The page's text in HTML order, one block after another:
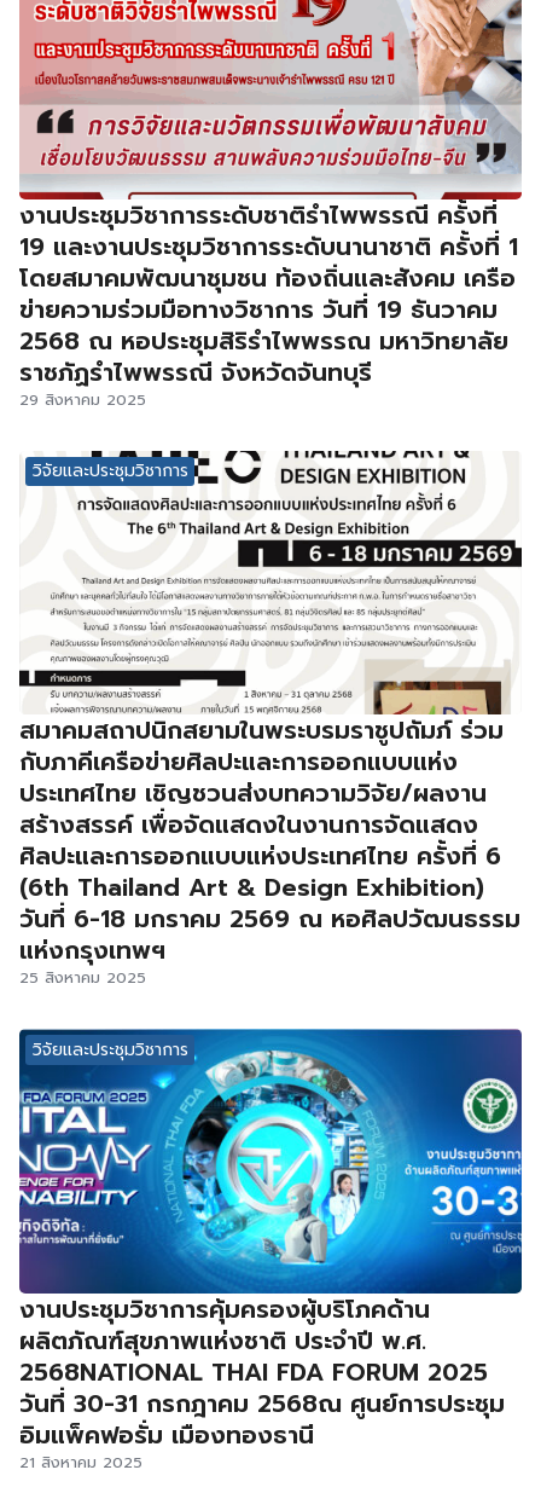
งานประชุมวิชาการระดับชาติรำไพพรรณี ครั้งที่
19 และงานประชุมวิชาการระดับนานาชาติ ครั้งที่ 1
โดยสมาคมพัฒนาชุมชน ท้องถิ่นและสังคม เครือ
ข่ายความร่วมมือทางวิชาการ วันที่ 19 ธันวาคม
2568 ณ หอประชุมสิริรำไพพรรณ มหาวิทยาลัย
ราชภัฏรำไพพรรณี จังหวัดจันทบุรี
29 สิงหาคม 2025
วิจัยและประชุมวิชาการ
สมาคมสถาปนิกสยามในพระบรมราชูปถัมภ์ ร่วม
กับภาคีเครือข่ายศิลปะและการออกแบบแห่ง
ประเทศไทย เชิญชวนส่งบทความวิจัย/ผลงาน
สร้างสรรค์ เพื่อจัดแสดงในงานการจัดแสดง
ศิลปะและการออกแบบแห่งประเทศไทย ครั้งที่ 6
(6th Thailand Art & Design Exhibition)
วันที่ 6-18 มกราคม 2569 ณ หอศิลปวัฒนธรรม
แห่งกรุงเทพฯ
25 สิงหาคม 2025
วิจัยและประชุมวิชาการ
งานประชุมวิชาการคุ้มครองผู้บริโภคด้าน
ผลิตภัณฑ์สุขภาพแห่งชาติ ประจำปี พ.ศ.
2568NATIONAL THAI FDA FORUM 2025
วันที่ 30-31 กรกฎาคม 2568ณ ศูนย์การประชุม
อิมแพ็คฟอรั่ม เมืองทองธานี
21 สิงหาคม 2025